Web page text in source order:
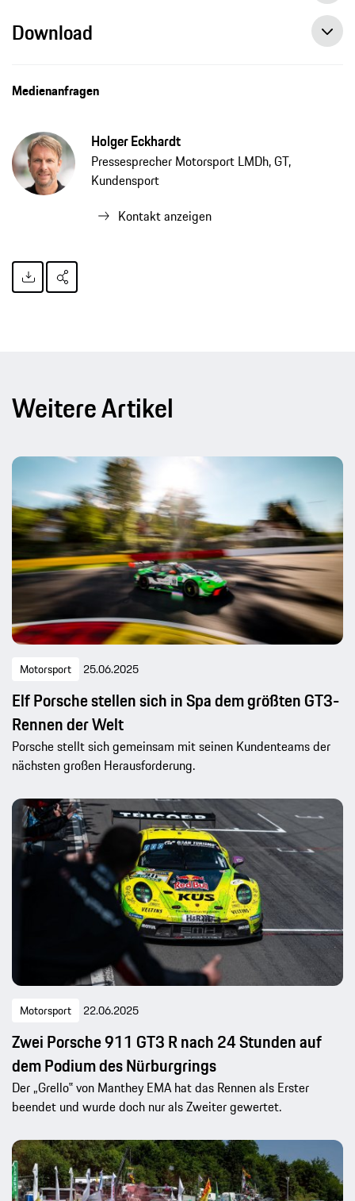
Download
Medienanfragen
Holger Eckhardt
Pressesprecher Motorsport LMDh, GT,
Kundensport
Kontakt anzeigen
Weitere Artikel
Motorsport 25.06.2025
Elf Porsche stellen sich in Spa dem größten GT3-
Rennen der Welt
Porsche stellt sich gemeinsam mit seinen Kundenteams der
nächsten großen Herausforderung.
Motorsport 22.06.2025
Zwei Porsche 911 GT3 R nach 24 Stunden auf
dem Podium des Nürburgrings
Der „Grello‟ von Manthey EMA hat das Rennen als Erster
beendet und wurde doch nur als Zweiter gewertet.